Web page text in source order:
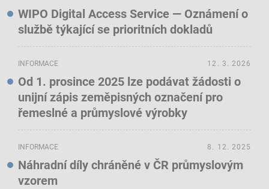
WIPO Digital Access Service — Oznámení o
službě týkající se prioritních dokladů
INFORMACE
Od 1. prosince 2025 lze podávat žádosti o
unijní zápis zeměpisných označení pro
řemeslné a průmyslové výrobky
12. 3. 2026
INFORMACE
Náhradní díly chráněné v ČR průmyslovým
vzorem
8. 12. 2025